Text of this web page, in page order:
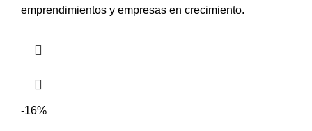
emprendimientos y empresas en crecimiento.
-16%